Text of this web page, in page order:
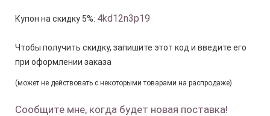
Купон на скидку 5%: 4kd12n3p19
Чтобы получить скидку, запишите этот код и введите его
при оформлении заказа
(может не действовать с некоторыми товарами на распродаже).
Сообщите мне, когда будет новая поставка!